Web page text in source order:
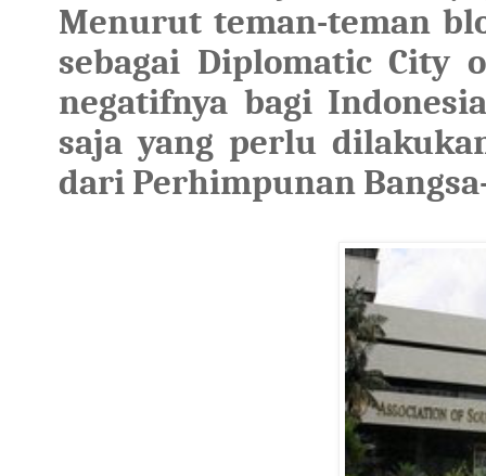
Menurut teman-teman
sebagai Diplomatic City
negatifnya bagi
saja yang perlu
dari Perhimpunan